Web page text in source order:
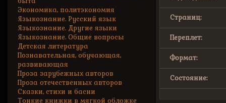
Экономика, политэкономия
Языкознание. Русский язык
Языкознание. Другие языки
Языкознание. Общие вопросы
Детская литература
Познавательная, обучающая,
развивающая
Проза зарубежных авторов
Проза отечественных авторов
Сказки, стихи и басни
Тонкие книжки в мягкой обложке
Страниц:
Переплет:
Формат:
Состояние: